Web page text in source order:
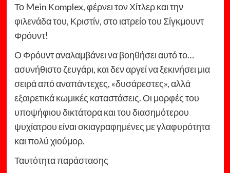
Το Mein Κomplex, φέρνει τον Χίτλερ και την
φιλενάδα του, Κριστίν, στο ιατρείο του Σίγκμουντ
Φρόυντ!
Ο Φρόυντ αναλαμβάνει να βοηθήσει αυτό το…
ασυνήθιστο ζευγάρι, και δεν αργεί να ξεκινήσει μια
σειρά από αναπάντεχες, «δυσάρεστες», αλλά
εξαιρετικά κωμικές καταστάσεις. Οι μορφές του
υποψήφιου δικτάτορα και του διασημότερου
ψυχίατρου είναι σκιαγραφημένες με γλαφυρότητα
και πολύ χιούμορ.
Ταυτότητα παράστασης